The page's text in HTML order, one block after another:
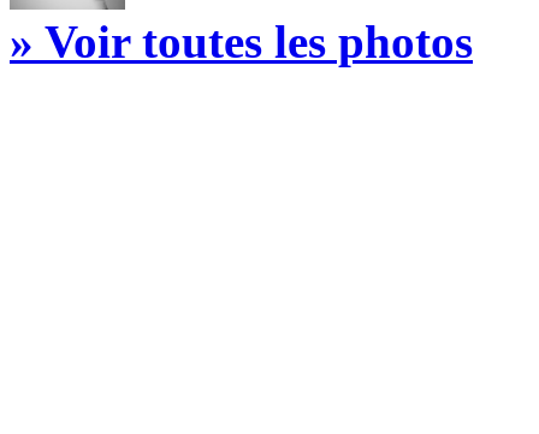
» Voir toutes les photos